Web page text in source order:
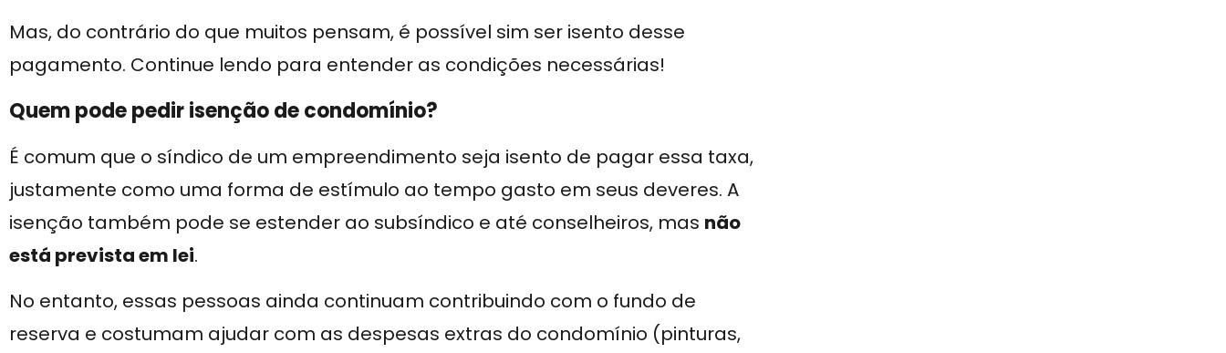
Mas, do contrário do que muitos pensam, é possível sim ser isento desse
pagamento. Continue lendo para entender as condições necessárias!
Quem pode pedir isenção de condomínio?
É comum que o síndico de um empreendimento seja isento de pagar essa taxa,
justamente como uma forma de estímulo ao tempo gasto em seus deveres. A
isenção também pode se estender ao subsíndico e até conselheiros, mas não
está prevista em lei.
No entanto, essas pessoas ainda continuam contribuindo com o fundo de
reserva e costumam ajudar com as despesas extras do condomínio (pinturas,